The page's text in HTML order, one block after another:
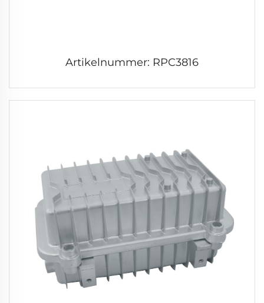
Artikelnummer: RPC3816